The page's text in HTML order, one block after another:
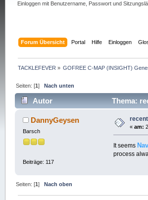
Einloggen mit Benutzername, Passwort und
Forum Übersicht Portal Hilfe Einloggen
TACKLEFEVER » GOFREE C-MAP (INSIGHT)
Seiten: [1]Nach unten
Autor Thema:
DannyGeysen
Barsch
Beiträge: 117
« am:
It seems
process
Seiten: [1] Nach oben